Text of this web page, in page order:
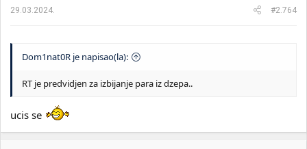
:
29.03.2024. #2.764
Dom1nat0R je napisao(la):
RT je predvidjen za izbijanje para iz dzepa..
ucis se